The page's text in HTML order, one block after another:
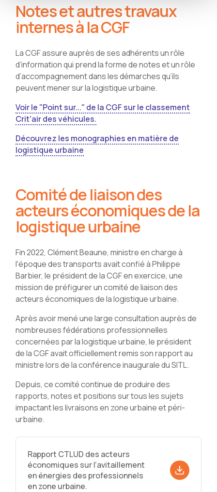
Notes et autres travaux
internes à la CGF
La CGF assure auprès de ses adhérents un rôle
d’information qui prend la forme de notes et un rôle
d’accompagnement dans les démarches qu’ils
peuvent mener sur la logistique urbaine.
Voir le "Point sur..." de la CGF sur le classement
Crit'air des véhicules.
Découvrez les monographies en matière de
logistique urbaine
Comité de liaison des
acteurs économiques de la
logistique urbaine
Fin 2022, Clément Beaune, ministre en charge à
l'époque des transports avait confié à Philippe
Barbier, le président de la CGF en exercice, une
mission de préfigurer un comité de liaison des
acteurs économiques de la logistique urbaine.
Après avoir mené une large consultation auprès de
nombreuses fédérations professionnelles
concernées par la logistique urbaine, le président
de la CGF avait officiellement remis son rapport au
ministre lors de la conférence inaugurale du SITL.
Depuis, ce comité continue de produire des
rapports, notes et positions sur tous les sujets
impactant les livraisons en zone urbaine et péri-
urbaine.
Rapport CTLUD des acteurs
économiques sur l’avitaillement
en énergies des professionnels
en zone urbaine.